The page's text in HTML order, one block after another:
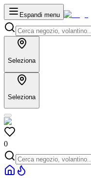
Espandi menu
Seleziona
Seleziona
0